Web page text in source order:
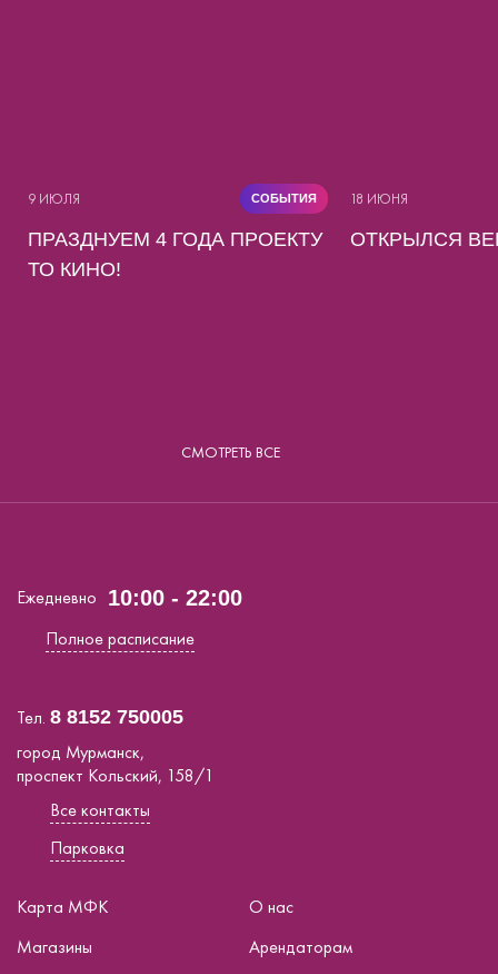
9 ИЮЛЯ СОБЫТИЯ
ПРАЗДНУЕМ 4 ГОДА ПРОЕКТУ
ТО КИНО!
18 ИЮНЯ
ОТКРЫЛСЯ
СМОТРЕТЬ ВСЕ
Ежедневно 10:00 - 22:00
Полное расписание
Тел. 8 8152 750005
город Мурманск,
проспект Кольский, 158/1
Все контакты
Парковка
Карта МФК
Магазины
О нас
Арендаторам